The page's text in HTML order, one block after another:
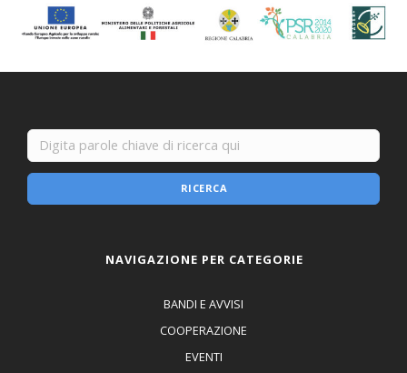
RICERCA
NAVIGAZIONE PER CATEGORIE
BANDI E AVVISI
COOPERAZIONE
EVENTI